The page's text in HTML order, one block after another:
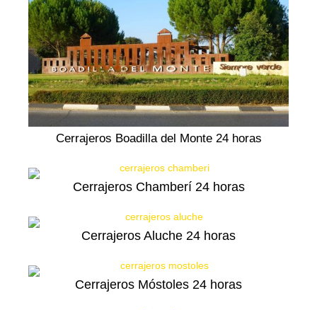
Cerrajeros Boadilla del Monte 24 horas
Cerrajeros Chamberí 24 horas
Cerrajeros Aluche 24 horas
Cerrajeros Móstoles 24 horas